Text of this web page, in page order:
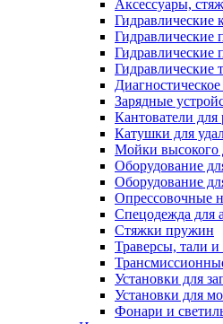
Аксессуары,
Гидравлические
Гидравлические
Гидравлические
Гидравлические
Зарядные
Кантователи для
Катушки для
Мойки высокого
Оборудование
Оборудование
Опрессовочные
Спецодежда для
Стяжки пружин
Траверсы, тали
Установки для
Установки для
Фонари и